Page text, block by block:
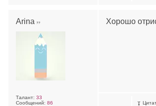
Arina
Талант: 33
Сообщений: 86
Хорошо